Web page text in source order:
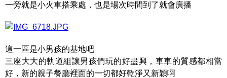
一旁就是小火車搭乘處，也是場次時間到了就會廣播
這一區是小男孩的基地吧
三座大大的軌道組讓男孩們玩的好盡興，車車的質感都相當
好，新的親子餐廳裡面的一切都好乾淨又新穎啊